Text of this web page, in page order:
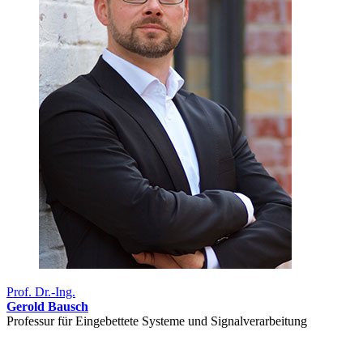
Prof. Dr.-Ing.
Gerold Bausch
Professur für Eingebettete Systeme und Signalverarbeitung